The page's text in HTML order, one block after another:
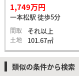
1,749万円
一本松駅 徒歩5分
間取 それ以上
土地 101.67㎡
類似の条件から検索